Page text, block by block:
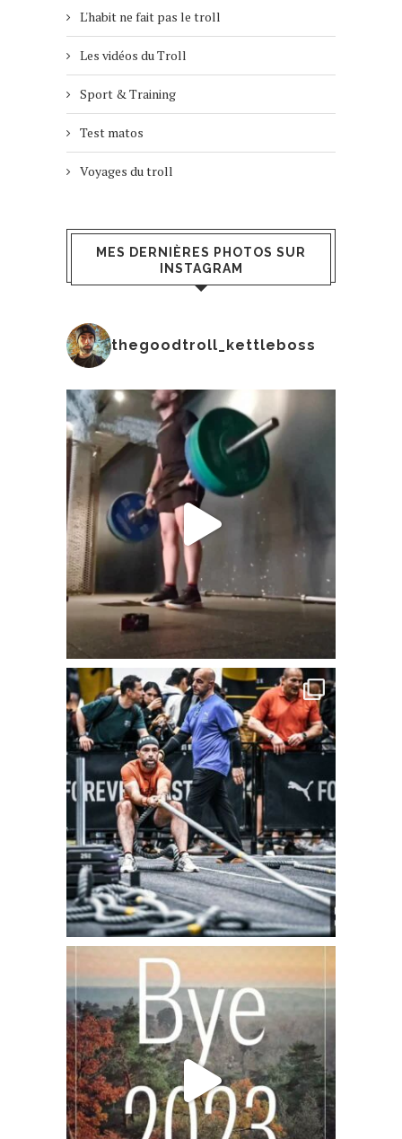
L'habit ne fait pas le troll
Les vidéos du Troll
Sport & Training
Test matos
Voyages du troll
MES DERNIÈRES PHOTOS SUR
INSTAGRAM
thegoodtroll_kettleboss